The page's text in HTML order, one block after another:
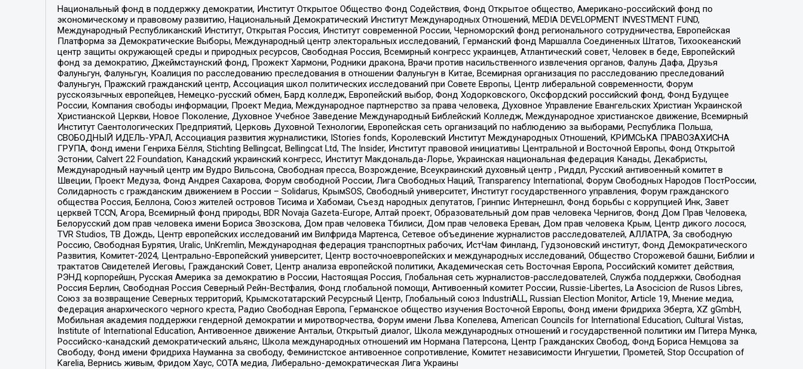
Национальный фонд в поддержку демократии, Институт Открытое Общество Фонд Содействия, Фонд Открытое общество, Американо-российский фонд по
экономическому и правовому развитию, Национальный Демократический Институт Международных Отношений, MEDIA DEVELOPMENT INVESTMENT FUND,
Международный Республиканский Институт, Открытая Россия, Институт современной России, Черноморский фонд регионального сотрудничества, Европейская
Платформа за Демократические Выборы, Международный центр электоральных исследований, Германский фонд Маршалла Соединенных Штатов, Тихоокеанский
центр защиты окружающей среды и природных ресурсов, Свободная Россия, Всемирный конгресс украинцев, Атлантический совет, Человек в беде, Европейский
фонд за демократию, Джеймстаунский фонд, Прожект Хармони, Родники дракона, Врачи против насильственного извлечения органов, Фалунь Дафа, Друзья
Фалуньгун, Фалуньгун, Коалиция по расследованию преследования в отношении Фалуньгун в Китае, Всемирная организация по расследованию преследований
Фалуньгун, Пражский гражданский центр, Ассоциация школ политических исследований при Совете Европы, Центр либеральной современности, Форум
русскоязычных европейцев, Немецко-русский обмен, Бард колледж, Европейский выбор, Фонд Ходорковского, Оксфордский российский фонд, Фонд Будущее
России, Компания свободы информации, Проект Медиа, Международное партнерство за права человека, Духовное Управление Евангельских Христиан Украинской
Христианской Церкви, Новое Поколение, Духовное Учебное Заведение Международный Библейский Колледж, Международное христианское движение, Всемирный
Институт Саентологических Предприятий, Церковь Духовной Технологии, Европейская сеть организаций по наблюдению за выборами, Республика Польша,
СВОБОДНЫЙ ИДЕЛЬ-УРАЛ, Ассоциация развития журналистики, IStories fonds, Королевский Институт Международных Отношений, КРИМСЬКА ПРАВОЗАХИСНА
ГРУПА, Фонд имени Генриха Бёлля, Stichting Bellingcat, Bellingcat Ltd, The Insider, Институт правовой инициативы Центральной и Восточной Европы, Фонд Открытой
Эстонии, Calvert 22 Foundation, Канадский украинский конгресс, Институт Макдональда-Лорье, Украинская национальная федерация Канады, Декабристы,
Международный научный центр им Вудро Вильсона, Свободная пресса, Возрождение, Всеукраинский духовный центр , Риддл, Русский антивоенный комитет в
Швеции, Проект Медуза, Фонд Андрея Сахарова, Форум свободной России, Лига Свободных Наций, Transparеncy International, Форум Свободных Народов ПостРоссии,
Солидарность с гражданским движением в России – Solidarus, КрымSOS, Свободный университет, Институт государственного управления, Форум гражданского
общества Россия, Беллона, Союз жителей островов Тисима и Хабомаи, Съезд народных депутатов, Гринпис Интернешнл, Фонд борьбы с коррупцией Инк, Завет
церквей TCCN, Агора, Всемирный фонд природы, BDR Novaja Gazeta-Europe, Алтай проект, Образовательный дом прав человека Чернигов, Фонд Дом Прав Человека,
Белорусский дом прав человека имени Бориса Звозскова, Дом прав человека Тбилиси, Дом прав человека Ереван, Дом прав человека Крым, Центр дикого лосося,
TVR Studios, ТВ Дождь, Центр европейских исследований им Вилфрида Мартенса, Сетевое объединение журналистов расследователей, АЛЛАТРА, За свободную
Россию, Свободная Бурятия, Uralic, UnKremlin, Международная федерация транспортных рабочих, ИстЧам Финланд, Гудзоновский институт, Фонд Демократического
Развития, Комитет-2024, Центрально-Европейский университет, Центр восточноевропейских и международных исследований, Общество Сторожевой башни, Библии и
трактатов Свидетелей Иеговы, Гражданский Совет, Центр анализа европейской политики, Академическая сеть Восточная Европа, Российский комитет действия,
РЭНД корпорейшн, Русская Америка за демократию в России, Настоящая Россия, Глобальная сеть журналистов-расследователей, Служба поддержки, Свободная
Россия Берлин, Свободная Россия Северный Рейн-Вестфалия, Фонд глобальной помощи, Антивоенный комитет России, Russie-Libertes, La Asocicion de Rusos Libres,
Союз за возвращение Северных территорий, Крымскотатарский Ресурсный Центр, Глобальный союз IndustriALL, Russian Election Monitor, Article 19, Мнение медиа,
Федерация анархического черного креста, Радио Свободная Европа, Германское общество изучения Восточной Европы, Фонд имени Фридриха Эберта, XZ gGmbH,
Мобильная академия поддержки гендерной демократии и миротворчества, Форум имени Льва Копелева, American Councils for International Education, Cultural Vistas,
Institute of International Education, Антивоенное движение Антальи, Открытый диалог, Школа международных отношений и государственной политики им Питера Мунка,
Российско-канадский демократический альянс, Школа международных отношений им Нормана Патерсона, Центр Гражданских Свобод, Фонд Бориса Немцова за
Свободу, Фонд имени Фридриха Науманна за свободу, Феминистское антивоенное сопротивление, Комитет независимости Ингушетии, Прометей, Stop Occupation of
Karelia, Вернись живым, Фридом Хаус, СОТА медиа, Либерально-демократическая Лига Украины